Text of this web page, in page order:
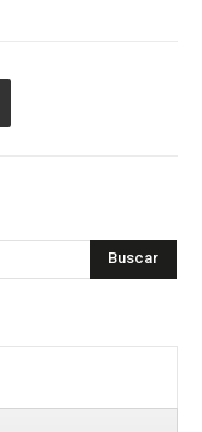
Buscar